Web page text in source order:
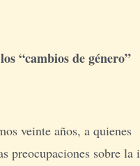
“cambios de género”
veinte años, a quienes
preocupaciones sobre la